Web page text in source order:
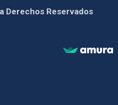
Derechos Reservados